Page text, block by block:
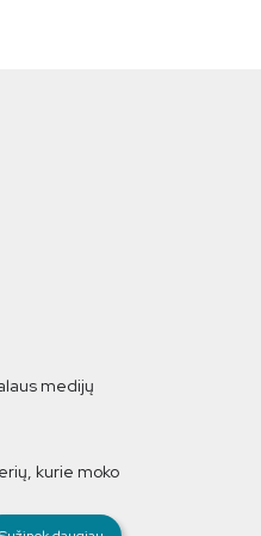
medijų
kurie moko